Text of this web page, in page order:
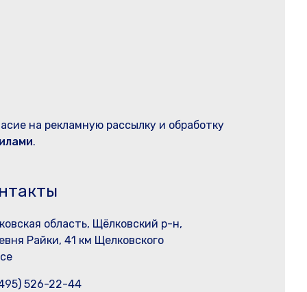
на рекламную рассылку и обработку
.
область, Щёлковский р-н,
Райки, 41 км Щелковского
526-22-44